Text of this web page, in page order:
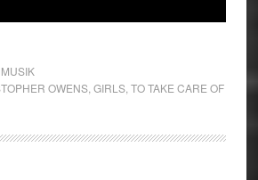
MUSIK
OWENS, GIRLS, TO TAKE CARE OF